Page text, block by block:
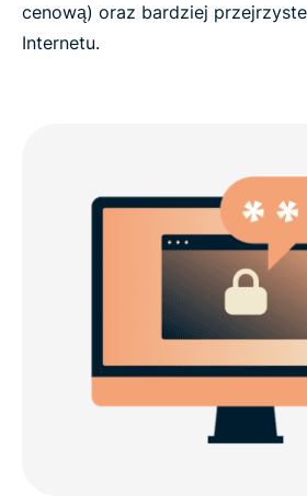
cenową) oraz bardziej
Internetu.